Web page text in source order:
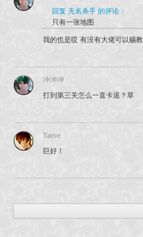
回复 无名杀手 的评论：
只有一张地图
我的也是哎 有没有大佬可以赐教
冲冲冲
打到第三关怎么一直卡退？草
Tative
巨好！